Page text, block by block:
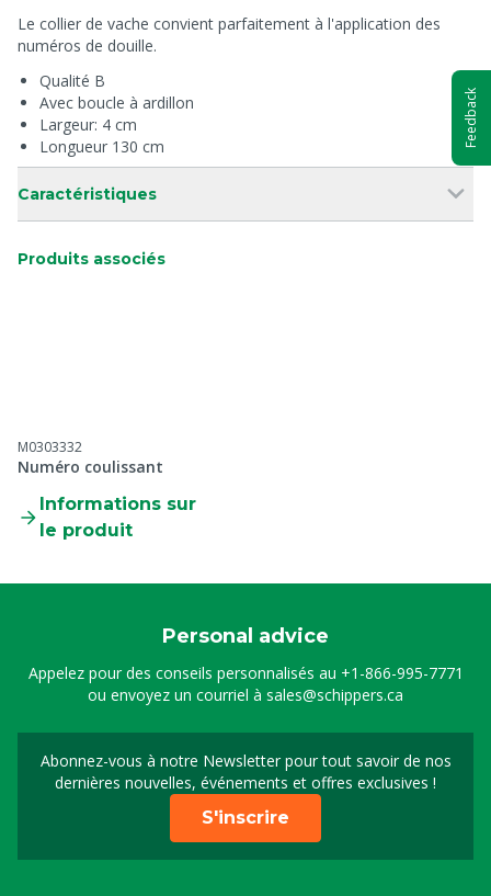
Le collier de vache convient parfaitement à l'application des
numéros de douille.
Qualité B
Avec boucle à ardillon
Largeur: 4 cm
Longueur 130 cm
Caractéristiques
Produits associés
M0303332
Numéro coulissant
Informations sur
le produit
Personal advice
Appelez pour des conseils personnalisés au +1-866-995-7771
ou envoyez un courriel à sales@schippers.ca
Abonnez-vous à notre Newsletter pour tout savoir de nos
dernières nouvelles, événements et offres exclusives !
Sign up for our
S'inscrire
Feedback